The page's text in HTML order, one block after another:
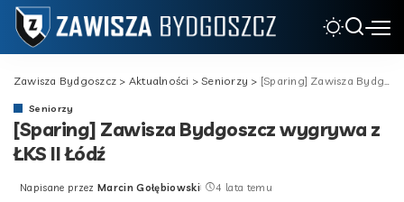
Zawisza Bydgoszcz > Aktualności >Seniorzy > [Sparing] Zawisza Bydgoszcz wygrywa z ŁKS II Łódź
Seniorzy
[Sparing] Zawisza Bydgoszcz wygrywa z
ŁKS II Łódź
Posted
Napisane przez Marcin Gołębiowski 4 lata temu